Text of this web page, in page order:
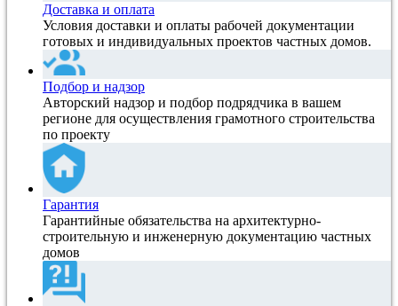
Доставка и оплата
Условия доставки и оплаты рабочей документации
готовых и индивидуальных проектов частных домов.
Подбор и надзор
Авторский надзор и подбор подрядчика в вашем
регионе для осуществления грамотного строительства
по проекту
Гарантия
Гарантийные обязательства на архитектурно-
строительную и инженерную документацию частных
домов